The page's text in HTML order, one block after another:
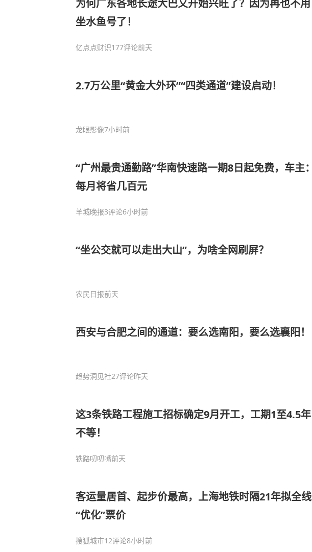
为何广东各地长途大巴又开始兴旺了？因为再也不用
坐水鱼号了！
亿点点财识177评论前天
2.7万公里“黄金大外环”“四类通道”建设启动！
龙眼影像7小时前
“广州最贵通勤路”华南快速路一期8日起免费，车主：
每月将省几百元
羊城晚报3评论6小时前
“坐公交就可以走出大山”，为啥全网刷屏？
农民日报前天
西安与合肥之间的通道：要么选南阳，要么选襄阳！
趋势洞见社27评论昨天
这3条铁路工程施工招标确定9月开工，工期1至4.5年
不等！
铁路叨叨嘴前天
客运量居首、起步价最高，上海地铁时隔21年拟全线
“优化”票价
搜狐城市12评论8小时前